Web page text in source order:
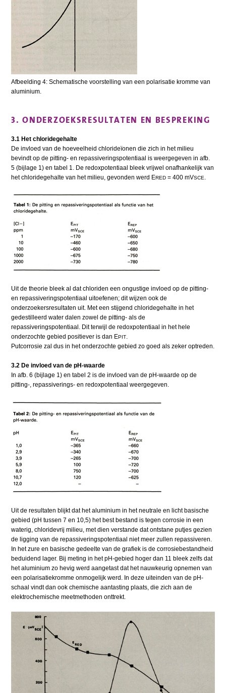
Afbeelding 4: Schematische voorstelling van een polarisatie kromme van
aluminium.
3. ONDERZOEKSRESULTATEN EN BESPREKING
3.1 Het chloridegehalte
De invloed van de hoeveelheid chlorideïonen die zich in het milieu
bevindt op de pitting- en repassiveringspotentiaal is weergegeven in afb.
5 (bijlage 1) en tabel 1. De redoxpotentiaal bleek vrijwel onafhankelijk van
het chloridegehalte van het milieu, gevonden werd ERED = 400 mVSCE.
Uit de theorie bleek al dat chloriden een ongustige invloed op de pitting-
en repassiveringspotentiaal uitoefenen; dit wijzen ook de
onderzoekersresultaten uit. Met een stijgend chloridegehalte in het
gedestilleerd water dalen zowel de pitting- als de
repassiveringspotentiaal. Dit terwijl de redoxpotentiaal in het hele
onderzochte gebied positiever is dan EPIT.
Putcorrosie zal dus in het onderzochte gebied zo goed als zeker optreden.
3.2 De invloed van de pH-waarde
In afb. 6 (bijlage 1) en tabel 2 is de invloed van de pH-waarde op de
pitting-, repassiverings- en redoxpotentiaal weergegeven.
Uit de resultaten blijkt dat het aluminium in het neutrale en licht basische
gebied (pH tussen 7 en 10,5) het best bestand is tegen corrosie in een
waterig, chloridevrij milieu, met dien verstande dat ontstane putjes gezien
de ligging van de repassiveringspotentiaal niet meer zullen repassiveren.
In het zure en basische gedeelte van de grafiek is de corrosiebestandheid
beduidend lager. Bij meting in het pH-gebied hoger dan 11 bleek zelfs dat
het aluminium zo hevig werd aangetast dat het nauwkeurig opnemen van
een polarisatiekromme onmogelijk werd. In deze uiteinden van de pH-
schaal vindt dan ook chemische aantasting plaats, die zich aan de
elektrochemische meetmethoden onttrekt.